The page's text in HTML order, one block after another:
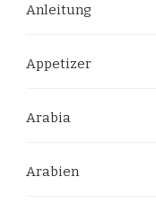
Anleitung
Appetizer
Arabia
Arabien